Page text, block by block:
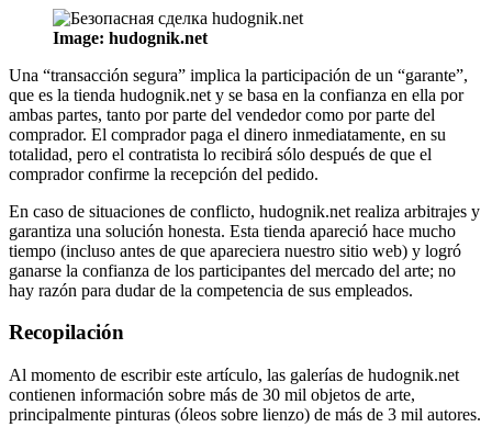
Image: hudognik.net
Una “transacción segura” implica la participación de un “garante”,
que es la tienda hudognik.net y se basa en la confianza en ella por
ambas partes, tanto por parte del vendedor como por parte del
comprador. El comprador paga el dinero inmediatamente, en su
totalidad, pero el contratista lo recibirá sólo después de que el
comprador confirme la recepción del pedido.
En caso de situaciones de conflicto, hudognik.net realiza arbitrajes y
garantiza una solución honesta. Esta tienda apareció hace mucho
tiempo (incluso antes de que apareciera nuestro sitio web) y logró
ganarse la confianza de los participantes del mercado del arte; no
hay razón para dudar de la competencia de sus empleados.
Recopilación
Al momento de escribir este artículo, las galerías de hudognik.net
contienen información sobre más de 30 mil objetos de arte,
principalmente pinturas (óleos sobre lienzo) de más de 3 mil autores.